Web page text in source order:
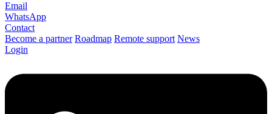
Email
WhatsApp
Contact
Become a partner Roadmap Remote support News
Login